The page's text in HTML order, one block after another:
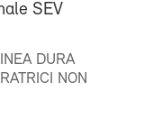
SEV
DURA
NON